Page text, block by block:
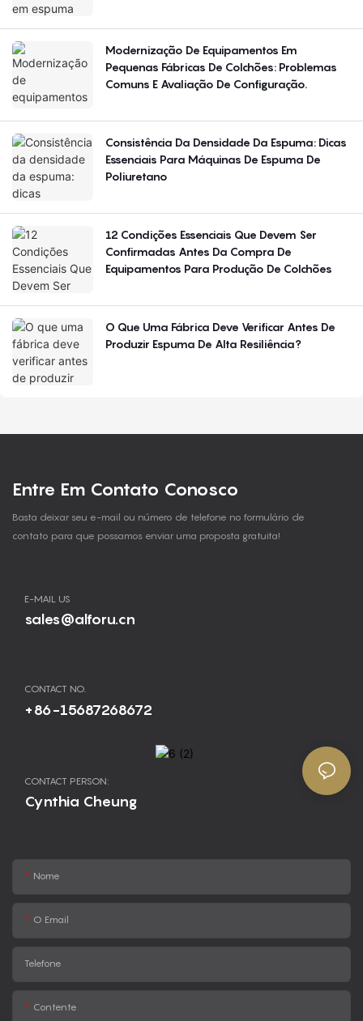
Modernização De Equipamentos Em
Pequenas Fábricas De Colchões: Problemas
Comuns E Avaliação De Configuração.
Consistência Da Densidade Da Espuma: Dicas
Essenciais Para Máquinas De Espuma De
Poliuretano
12 Condições Essenciais Que Devem Ser
Confirmadas Antes Da Compra De
Equipamentos Para Produção De Colchões
O Que Uma Fábrica Deve Verificar Antes De
Produzir Espuma De Alta Resiliência?
Entre Em Contato Conosco
Basta deixar seu e-mail ou número de telefone no formulário de
contato para que possamos enviar uma proposta gratuita!
E-MAIL US
sales@alforu.cn
CONTACT NO.
+86-15687268672
CONTACT PERSON:
Cynthia Cheung
Nome
O Email
Telefone
Contente